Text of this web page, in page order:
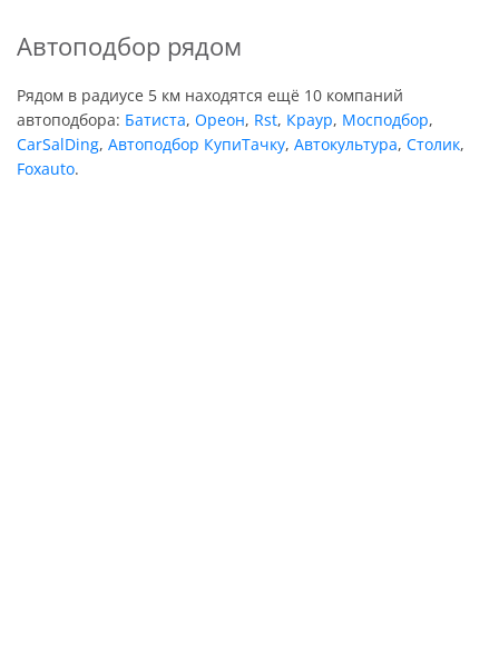
Автоподбор рядом
Рядом в радиусе 5 км находятся ещё 10 компаний
автоподбора: Батиста, Ореон, Rst, Краур, Мосподбор,
CarSalDing, Автоподбор КупиТачку, Автокультура, Столик,
Foxauto.